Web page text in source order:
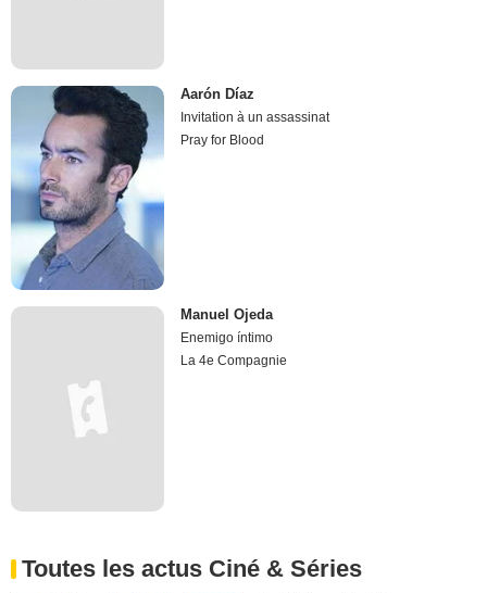
Aarón Díaz
Invitation à un assassinat
Pray for Blood
Manuel Ojeda
Enemigo íntimo
La 4e Compagnie
Toutes les actus Ciné & Séries